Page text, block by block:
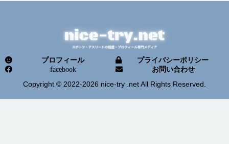
プロフィール
プライバシーポリシー
facebook
お問い合わせ
Copyright © 2022-2026 nice-try .net All Rights Reserved.